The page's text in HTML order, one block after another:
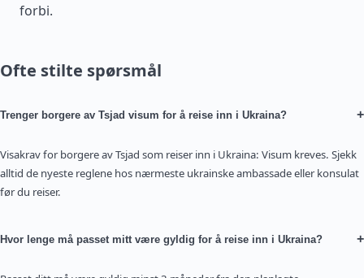
forbi.
Ofte stilte spørsmål
Trenger borgere av Tsjad visum for å reise inn i Ukraina? +
Visakrav for borgere av Tsjad som reiser inn i Ukraina: Visum kreves. Sjekk
alltid de nyeste reglene hos nærmeste ukrainske ambassade eller konsulat
før du reiser.
Hvor lenge må passet mitt være gyldig for å reise inn i Ukraina? +